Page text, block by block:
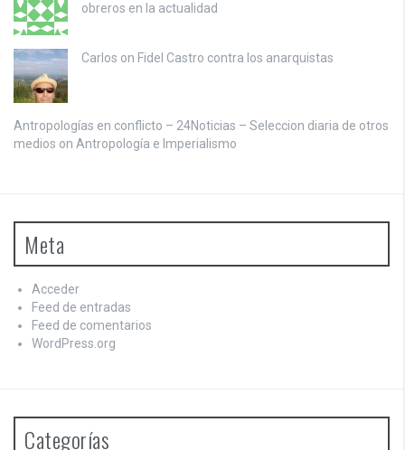
obreros en la actualidad
Carlos on Fidel Castro contra los anarquistas
Antropologías en conflicto – 24Noticias – Seleccion diaria de otros
medios on Antropología e Imperialismo
Meta
Acceder
Feed de entradas
Feed de comentarios
WordPress.org
Categorías